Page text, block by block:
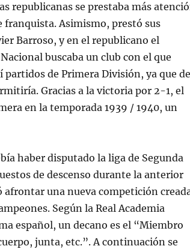
republicanas se prestaba más
franquista. Asimismo, prestó sus
Barroso, y en el republicano el
buscaba un club con el que
de Primera División, ya que de
Gracias a la victoria por 2-1, el
en la temporada 1939 / 1940, un
haber disputado la liga de Segunda
de descenso durante la anterior
afrontar una nueva competición
Según la Real Academia
español, un decano es el “Miembro
junta, etc.”. A continuación se